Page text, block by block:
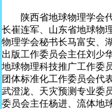
陕西省地球物理学会代
长崔连军、山东省地球物
物理学会秘书长马富安、
出版工作委员会主任刘少
地球物理科技推广工作委
团体标准化工作委员会代
武澄泷、天灾预测专业委
委员会主任杨进、流体地